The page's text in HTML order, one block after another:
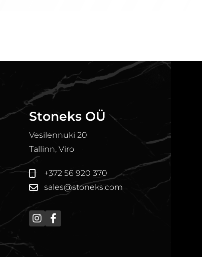
Stoneks OÜ
Vesilennuki 20
Tallinn, Viro
+372 56 920 370
sales@stoneks.com